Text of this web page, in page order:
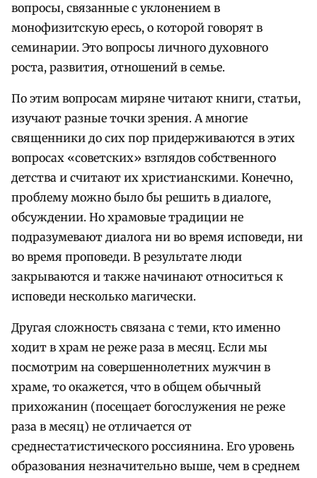
вопросы, связанные с уклонением в
монофизитскую ересь, о которой говорят в
семинарии. Это вопросы личного духовного
роста, развития, отношений в семье.
По этим вопросам миряне читают книги, статьи,
изучают разные точки зрения. А многие
священники до сих пор придерживаются в этих
вопросах «советских» взглядов собственного
детства и считают их христианскими. Конечно,
проблему можно было бы решить в диалоге,
обсуждении. Но храмовые традиции не
подразумевают диалога ни во время исповеди, ни
во время проповеди. В результате люди
закрываются и также начинают относиться к
исповеди несколько магически.
Другая сложность связана с теми, кто именно
ходит в храм не реже раза в месяц. Если мы
посмотрим на совершеннолетних мужчин в
храме, то окажется, что в общем обычный
прихожанин (посещает богослужения не реже
раза в месяц) не отличается от
среднестатистического россиянина. Его уровень
образования незначительно выше, чем в среднем